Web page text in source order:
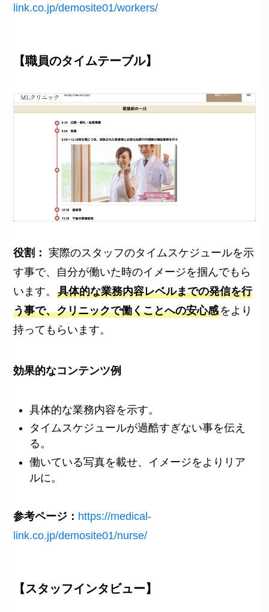
link.co.jp/demosite01/workers/
【職員のタイムテーブル】
役割： 実際のスタッフのタイムスケジュールを示
す事で、自分が働いた時のイメージを掴んでもら
います。具体的な業務内容レベルまでの発信を行
う事で、クリニックで働くことへの安心感をより
持ってもらいます。
効果的なコンテンツ例
具体的な業務内容を示す。
タイムスケジュールが過酷すぎない事を伝え
る。
働いている写真を載せ、イメージをよりリア
ルに。
参考ページ： https://medical-
link.co.jp/demosite01/nurse/
【スタッフインタビュー】